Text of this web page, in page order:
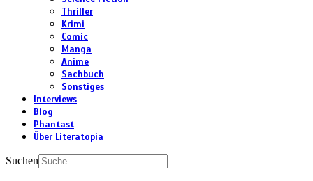
Thriller
Krimi
Comic
Manga
Anime
Sachbuch
Sonstiges
Interviews
Blog
Phantast
Über Literatopia
Suchen